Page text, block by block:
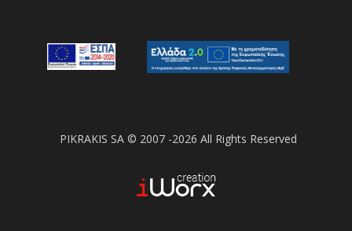
PIKRAKIS SA © 2007 -2026 All Rights Reserved